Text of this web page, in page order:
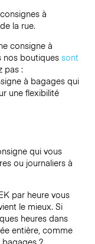
à
la rue.
consigne à
nos boutiques sont
pas :
à bagages qui
une flexibilité
qui vous
ou journaliers à
par heure vous
le mieux. Si
heures dans
entière, comme
bagages ?